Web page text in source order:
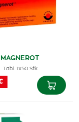
MAGNEROT
Tabl. 1x50 Stk